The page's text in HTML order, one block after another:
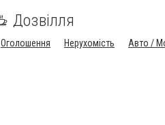
Дозвілля
Оголошення Нерухомість
Авто /